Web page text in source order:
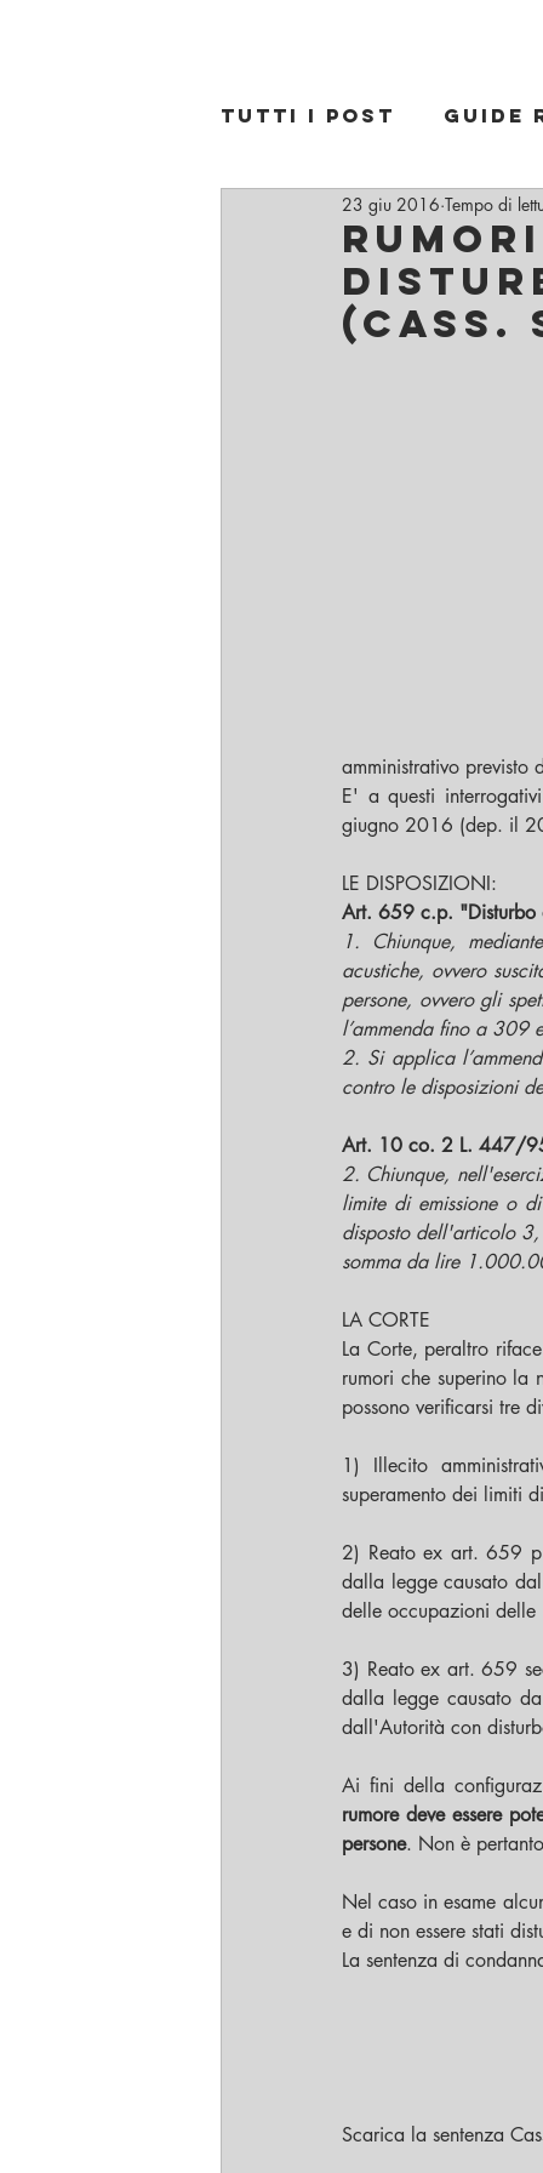
Tutti i post Guide
(Cass.
23 giu 2016 Tempo di
amministrativo
E' a questi
giugno 2016 (dep. il
LE DISPOSIZIONI:
Art. 659 c.p. "Disturbo
1. Chiunque,
acustiche, ovvero
persone, ovvero gli
l’ammenda fino a 309
2. Si applica
contro le disposizioni
Art. 10 co. 2 L. 447/
2. Chiunque,
limite di emissione o
disposto dell'articolo
somma da lire
LA CORTE
La Corte, peraltro
rumori che superino la
possono verificarsi tre
1) Illecito
superamento dei limiti
2) Reato ex art. 659
dalla legge causato
delle occupazioni delle
3) Reato ex art. 659
dalla legge causato
dall'Autorità con
Ai fini della
rumore deve essere
persone. Non è
Nel caso in esame
e di non essere stati
La sentenza di
Scarica la sentenza